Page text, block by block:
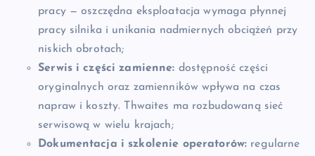
pracy — oszczędna eksploatacja wymaga płynnej
pracy silnika i unikania nadmiernych obciążeń przy
niskich obrotach;
Serwis i części zamienne: dostępność części
oryginalnych oraz zamienników wpływa na czas
napraw i koszty. Thwaites ma rozbudowaną sieć
serwisową w wielu krajach;
Dokumentacja i szkolenie operatorów: regularne